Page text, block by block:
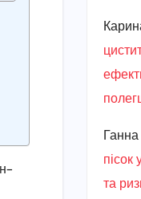
Ганна
пісок
та